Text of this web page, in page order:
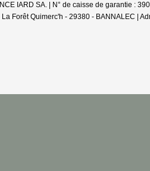
IARD SA. | N° de caisse de garantie :
Forêt Quimerc'h - 29380 - BANNALEC |